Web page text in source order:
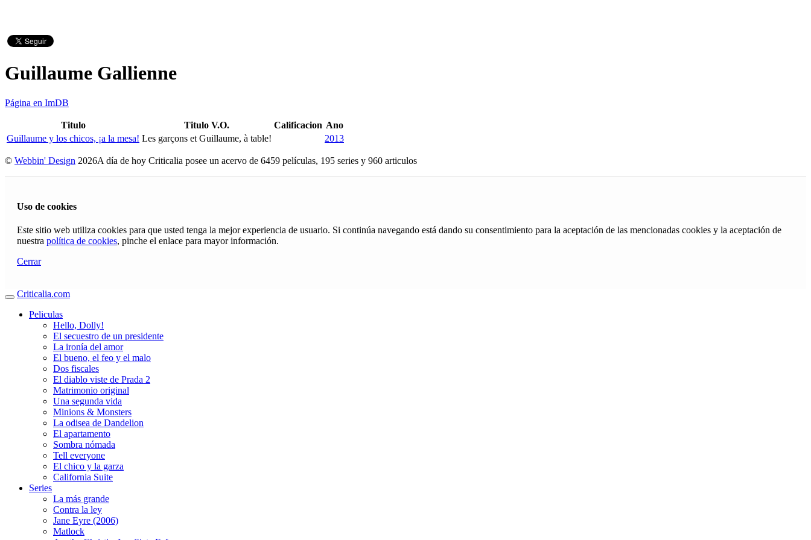
Guillaume Gallienne
Página en ImDB
Titulo Titulo V.O. Calificacion Ano
Guillaume y los chicos, ¡a la mesa! Les garçons et Guillaume, à table! 2013
© Webbin' Design 2026A día de hoy Criticalia posee un acervo de 6459 películas, 195 series y 960 articulos
Uso de cookies
Este sitio web utiliza cookies para que usted tenga la mejor experiencia de usuario. Si continúa navegando está dando su consentimiento para la aceptación de las mencionadas cookies y la aceptación de
nuestra política de cookies, pinche el enlace para mayor información.
Cerrar
Criticalia.com
Peliculas
Hello, Dolly!
El secuestro de un presidente
La ironía del amor
El bueno, el feo y el malo
Dos fiscales
El diablo viste de Prada 2
Matrimonio original
Una segunda vida
Minions & Monsters
La odisea de Dandelion
El apartamento
Sombra nómada
Tell everyone
El chico y la garza
California Suite
Series
La más grande
Contra la ley
Jane Eyre (2006)
Matlock